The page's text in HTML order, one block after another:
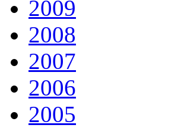
2009
2008
2007
2006
2005